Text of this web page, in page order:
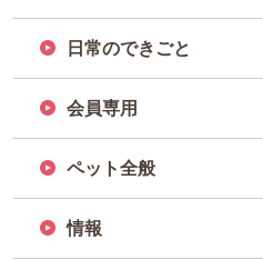
日常のできごと
会員専用
ペット全般
情報